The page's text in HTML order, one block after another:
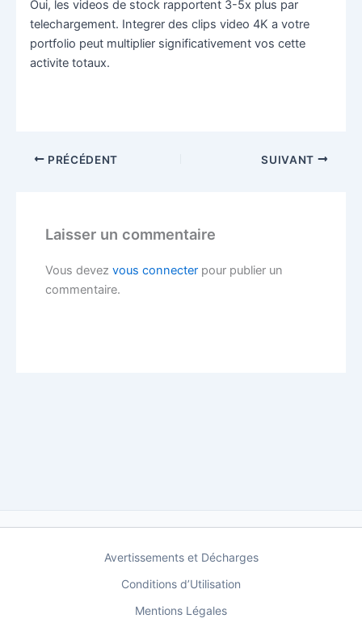
Oui, les videos de stock rapportent 3-5x plus par
telechargement. Integrer des clips video 4K a votre
portfolio peut multiplier significativement vos cette
activite totaux.
PRÉCÉDENT SUIVANT
Laisser un commentaire
Vous devezvous connecter pour publier un
commentaire.
Avertissements et Décharges
Conditions d’Utilisation
Mentions Légales